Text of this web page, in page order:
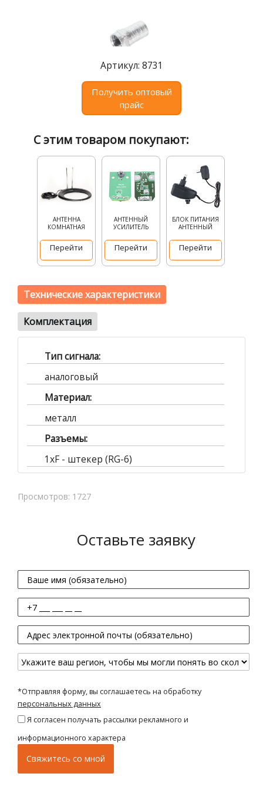
news@signalelectronics.ruАртикул: 8731
Получить оптовый
прайс
С этим товаром покупают:
АНТЕННА
КОМНАТНАЯ
Перейти
АНТЕННЫЙ
УСИЛИТЕЛЬ
Перейти
БЛОК ПИТАНИЯ
АНТЕННЫЙ
Перейти
Технические характеристики
Комплектация
Тип сигнала:
аналоговый
Материал:
металл
Разъемы:
1хF - штекер (RG-6)
Просмотров: 1727
Оставьте заявку
*Отправляя форму, вы соглашаетесь на обработку
персональных данных
Я согласен получать рассылки рекламного и
информационного характера